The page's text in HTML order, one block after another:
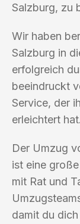
Salzburg, zu
Wir haben
Salzburg in
erfolgreich
beeindruckt
Service, der
erleichtert hat.
Der Umzug
ist eine
mit Rat und
damit du